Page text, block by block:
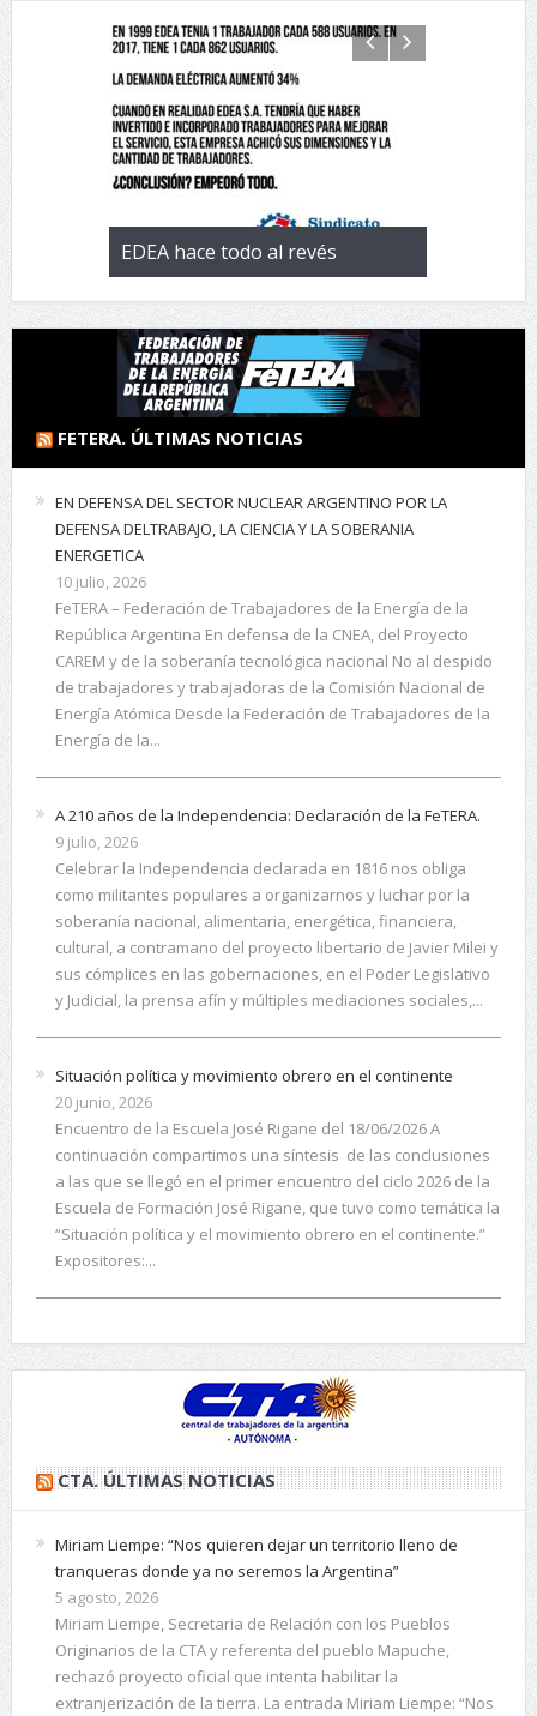
la
EDEA hace todo al revés EL
FETERA. ÚLTIMAS NOTICIAS
EN DEFENSA DEL SECTOR NUCLEAR ARGENTINO POR LA
DEFENSA DELTRABAJO, LA CIENCIA Y LA SOBERANIA
ENERGETICA
10 julio, 2026
FeTERA – Federación de Trabajadores de la Energía de la
República Argentina En defensa de la CNEA, del Proyecto
CAREM y de la soberanía tecnológica nacional No al despido
de trabajadores y trabajadoras de la Comisión Nacional de
Energía Atómica Desde la Federación de Trabajadores de la
Energía de la...
A 210 años de la Independencia: Declaración de la FeTERA.
9 julio, 2026
Celebrar la Independencia declarada en 1816 nos obliga
como militantes populares a organizarnos y luchar por la
soberanía nacional, alimentaria, energética, financiera,
cultural, a contramano del proyecto libertario de Javier Milei y
sus cómplices en las gobernaciones, en el Poder Legislativo
y Judicial, la prensa afín y múltiples mediaciones sociales,...
Situación política y movimiento obrero en el continente
20 junio, 2026
Encuentro de la Escuela José Rigane del 18/06/2026 A
continuación compartimos una síntesis de las conclusiones
a las que se llegó en el primer encuentro del ciclo 2026 de la
Escuela de Formación José Rigane, que tuvo como temática la
“Situación política y el movimiento obrero en el continente.”
Expositores:...
CTA. ÚLTIMAS NOTICIAS
Miriam Liempe: “Nos quieren dejar un territorio lleno de
tranqueras donde ya no seremos la Argentina”
5 agosto, 2026
Miriam Liempe, Secretaria de Relación con los Pueblos
Originarios de la CTA y referenta del pueblo Mapuche,
rechazó proyecto oficial que intenta habilitar la
extranjerización de la tierra. La entrada Miriam Liempe: “Nos